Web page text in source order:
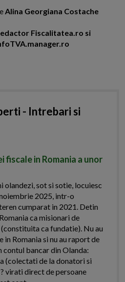
Alina Georgiana Costache
Fiscalitatea.ro si
- Intrebari si
fiscale in Romania a unor
olandezi, sot si sotie, locuiesc
2025, intr-o
cumparat in 2021. Detin
ca misionari de
ca fundatie). Nu au
Romania si nu au raport de
contul bancar din Olanda:
(colectati de la donatori si
virati direct de persoane